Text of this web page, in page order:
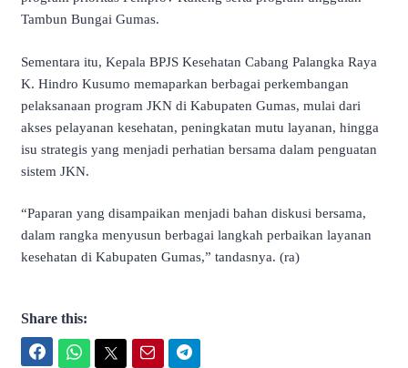
Tambun Bungai Gumas.
Sementara itu, Kepala BPJS Kesehatan Cabang Palangka Raya
K. Hindro Kusumo memaparkan berbagai perkembangan
pelaksanaan program JKN di Kabupaten Gumas, mulai dari
akses pelayanan kesehatan, peningkatan mutu layanan, hingga
isu strategis yang menjadi perhatian bersama dalam penguatan
sistem JKN.
“Paparan yang disampaikan menjadi bahan diskusi bersama,
dalam rangka menyusun berbagai langkah perbaikan layanan
kesehatan di Kabupaten Gumas,” tandasnya. (ra)
Share this: